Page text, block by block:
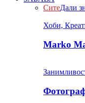
СитеДали
Хоби,
Marko